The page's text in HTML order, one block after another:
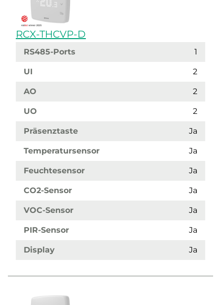
RCX-THCVP-D
RS485-Ports 1
UI 2
AO 2
UO 2
Präsenztaste Ja
Temperatursensor Ja
Feuchtesensor Ja
CO2-Sensor Ja
VOC-Sensor Ja
PIR-Sensor Ja
Display Ja